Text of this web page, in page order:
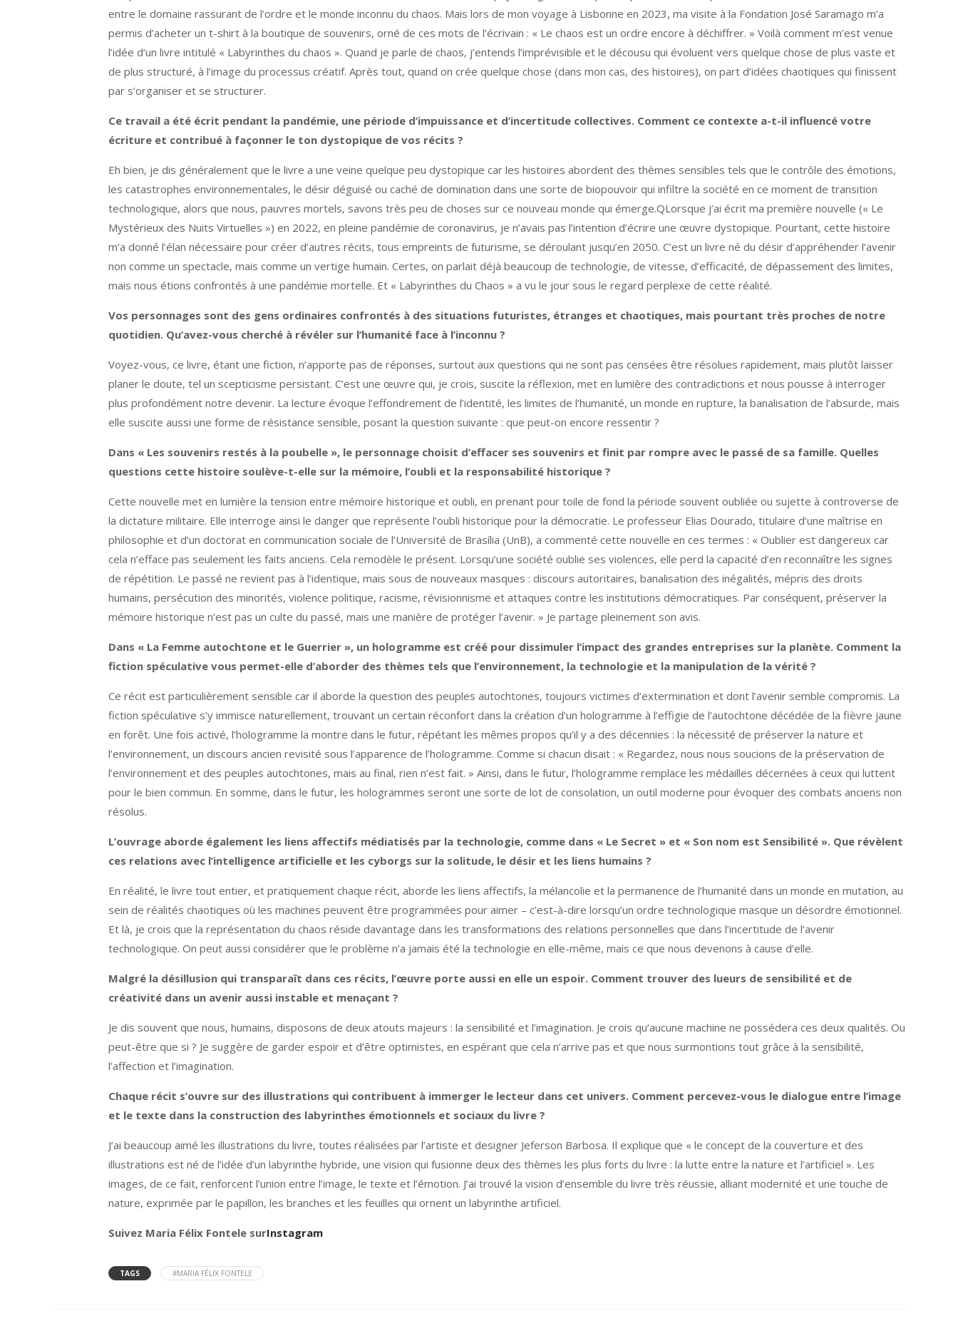
entre le domaine rassurant de l’ordre et le monde inconnu du chaos. Mais lors de mon voyage à Lisbonne en 2023, ma visite à la Fondation José Saramago m’a
permis d’acheter un t-shirt à la boutique de souvenirs, orné de ces mots de l’écrivain : « Le chaos est un ordre encore à déchiffrer. » Voilà comment m’est venue
l’idée d’un livre intitulé « Labyrinthes du chaos ». Quand je parle de chaos, j’entends l’imprévisible et le décousu qui évoluent vers quelque chose de plus vaste et
de plus structuré, à l’image du processus créatif. Après tout, quand on crée quelque chose (dans mon cas, des histoires), on part d’idées chaotiques qui finissent
par s’organiser et se structurer.
Ce travail a été écrit pendant la pandémie, une période d’impuissance et d’incertitude collectives. Comment ce contexte a-t-il influencé votre
écriture et contribué à façonner le ton dystopique de vos récits ?
Eh bien, je dis généralement que le livre a une veine quelque peu dystopique car les histoires abordent des thèmes sensibles tels que le contrôle des émotions,
les catastrophes environnementales, le désir déguisé ou caché de domination dans une sorte de biopouvoir qui infiltre la société en ce moment de transition
technologique, alors que nous, pauvres mortels, savons très peu de choses sur ce nouveau monde qui émerge.QLorsque j’ai écrit ma première nouvelle (« Le
Mystérieux des Nuits Virtuelles ») en 2022, en pleine pandémie de coronavirus, je n’avais pas l’intention d’écrire une œuvre dystopique. Pourtant, cette histoire
m’a donné l’élan nécessaire pour créer d’autres récits, tous empreints de futurisme, se déroulant jusqu’en 2050. C’est un livre né du désir d’appréhender l’avenir
non comme un spectacle, mais comme un vertige humain. Certes, on parlait déjà beaucoup de technologie, de vitesse, d’efficacité, de dépassement des limites,
mais nous étions confrontés à une pandémie mortelle. Et « Labyrinthes du Chaos » a vu le jour sous le regard perplexe de cette réalité.
Vos personnages sont des gens ordinaires confrontés à des situations futuristes, étranges et chaotiques, mais pourtant très proches de notre
quotidien. Qu’avez-vous cherché à révéler sur l’humanité face à l’inconnu ?
Voyez-vous, ce livre, étant une fiction, n’apporte pas de réponses, surtout aux questions qui ne sont pas censées être résolues rapidement, mais plutôt laisser
planer le doute, tel un scepticisme persistant. C’est une œuvre qui, je crois, suscite la réflexion, met en lumière des contradictions et nous pousse à interroger
plus profondément notre devenir. La lecture évoque l’effondrement de l’identité, les limites de l’humanité, un monde en rupture, la banalisation de l’absurde, mais
elle suscite aussi une forme de résistance sensible, posant la question suivante : que peut-on encore ressentir ?
Dans « Les souvenirs restés à la poubelle », le personnage choisit d’effacer ses souvenirs et finit par rompre avec le passé de sa famille. Quelles
questions cette histoire soulève-t-elle sur la mémoire, l’oubli et la responsabilité historique ?
Cette nouvelle met en lumière la tension entre mémoire historique et oubli, en prenant pour toile de fond la période souvent oubliée ou sujette à controverse de
la dictature militaire. Elle interroge ainsi le danger que représente l’oubli historique pour la démocratie. Le professeur Elias Dourado, titulaire d’une maîtrise en
philosophie et d’un doctorat en communication sociale de l’Université de Brasília (UnB), a commenté cette nouvelle en ces termes : « Oublier est dangereux car
cela n’efface pas seulement les faits anciens. Cela remodèle le présent. Lorsqu’une société oublie ses violences, elle perd la capacité d’en reconnaître les signes
de répétition. Le passé ne revient pas à l’identique, mais sous de nouveaux masques : discours autoritaires, banalisation des inégalités, mépris des droits
humains, persécution des minorités, violence politique, racisme, révisionnisme et attaques contre les institutions démocratiques. Par conséquent, préserver la
mémoire historique n’est pas un culte du passé, mais une manière de protéger l’avenir. » Je partage pleinement son avis.
Dans « La Femme autochtone et le Guerrier », un hologramme est créé pour dissimuler l’impact des grandes entreprises sur la planète. Comment la
fiction spéculative vous permet-elle d’aborder des thèmes tels que l’environnement, la technologie et la manipulation de la vérité ?
Ce récit est particulièrement sensible car il aborde la question des peuples autochtones, toujours victimes d’extermination et dont l’avenir semble compromis. La
fiction spéculative s’y immisce naturellement, trouvant un certain réconfort dans la création d’un hologramme à l’effigie de l’autochtone décédée de la fièvre jaune
en forêt. Une fois activé, l’hologramme la montre dans le futur, répétant les mêmes propos qu’il y a des décennies : la nécessité de préserver la nature et
l’environnement, un discours ancien revisité sous l’apparence de l’hologramme. Comme si chacun disait : « Regardez, nous nous soucions de la préservation de
l’environnement et des peuples autochtones, mais au final, rien n’est fait. » Ainsi, dans le futur, l’hologramme remplace les médailles décernées à ceux qui luttent
pour le bien commun. En somme, dans le futur, les hologrammes seront une sorte de lot de consolation, un outil moderne pour évoquer des combats anciens non
résolus.
L’ouvrage aborde également les liens affectifs médiatisés par la technologie, comme dans « Le Secret » et « Son nom est Sensibilité ». Que révèlent
ces relations avec l’intelligence artificielle et les cyborgs sur la solitude, le désir et les liens humains ?
En réalité, le livre tout entier, et pratiquement chaque récit, aborde les liens affectifs, la mélancolie et la permanence de l’humanité dans un monde en mutation, au
sein de réalités chaotiques où les machines peuvent être programmées pour aimer – c’est-à-dire lorsqu’un ordre technologique masque un désordre émotionnel.
Et là, je crois que la représentation du chaos réside davantage dans les transformations des relations personnelles que dans l’incertitude de l’avenir
technologique. On peut aussi considérer que le problème n’a jamais été la technologie en elle-même, mais ce que nous devenons à cause d’elle.
Malgré la désillusion qui transparaît dans ces récits, l’œuvre porte aussi en elle un espoir. Comment trouver des lueurs de sensibilité et de
créativité dans un avenir aussi instable et menaçant ?
Je dis souvent que nous, humains, disposons de deux atouts majeurs : la sensibilité et l’imagination. Je crois qu’aucune machine ne possédera ces deux qualités. Ou
peut-être que si ? Je suggère de garder espoir et d’être optimistes, en espérant que cela n’arrive pas et que nous surmontions tout grâce à la sensibilité,
l’affection et l’imagination.
Chaque récit s’ouvre sur des illustrations qui contribuent à immerger le lecteur dans cet univers. Comment percevez-vous le dialogue entre l’image
et le texte dans la construction des labyrinthes émotionnels et sociaux du livre ?
J’ai beaucoup aimé les illustrations du livre, toutes réalisées par l’artiste et designer Jeferson Barbosa. Il explique que « le concept de la couverture et des
illustrations est né de l’idée d’un labyrinthe hybride, une vision qui fusionne deux des thèmes les plus forts du livre : la lutte entre la nature et l’artificiel ». Les
images, de ce fait, renforcent l’union entre l’image, le texte et l’émotion. J’ai trouvé la vision d’ensemble du livre très réussie, alliant modernité et une touche de
nature, exprimée par le papillon, les branches et les feuilles qui ornent un labyrinthe artificiel.
Suivez Maria Félix Fontele surInstagram
TAGS #MARIA FÉLIX FONTELE